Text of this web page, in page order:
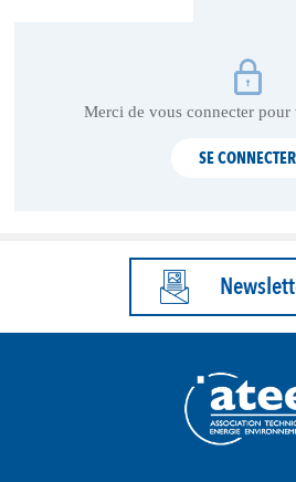
Merci de vous connecter pour
SE CONNECTER